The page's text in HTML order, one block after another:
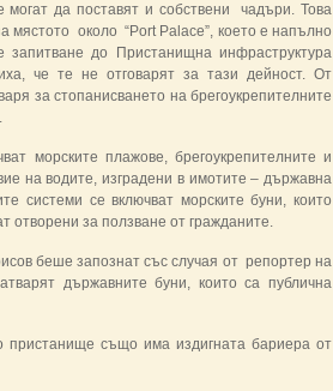
могат да поставят и собствени чадъри. Това
мястото около “Port Palace”, което е напълно
до Пристанищна инфраструктура
че те не отговарят за тази дейност. От
за стопанисването на брегоукрепителните
морските плажове, брегоукрепителните и
на водите, изградени в имотите – държавна
системи се включват морските буни, които
отворени за ползване от гражданите.
беше запознат със случая от репортер на
държавните буни, които са публична
пристанище също има издигната бариера от